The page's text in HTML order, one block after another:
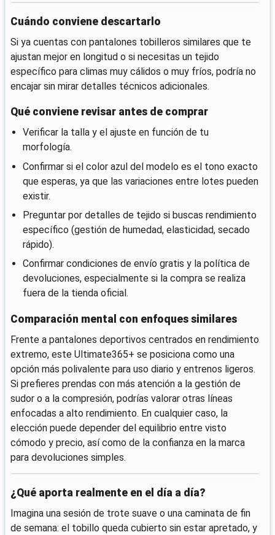
Cuándo conviene descartarlo
Si ya cuentas con pantalones tobilleros similares que te
ajustan mejor en longitud o si necesitas un tejido
específico para climas muy cálidos o muy fríos, podría no
encajar sin mirar detalles técnicos adicionales.
Qué conviene revisar antes de comprar
Verificar la talla y el ajuste en función de tu
morfología.
Confirmar si el color azul del modelo es el tono exacto
que esperas, ya que las variaciones entre lotes pueden
existir.
Preguntar por detalles de tejido si buscas rendimiento
específico (gestión de humedad, elasticidad, secado
rápido).
Confirmar condiciones de envío gratis y la política de
devoluciones, especialmente si la compra se realiza
fuera de la tienda oficial.
Comparación mental con enfoques similares
Frente a pantalones deportivos centrados en rendimiento
extremo, este Ultimate365+ se posiciona como una
opción más polivalente para uso diario y entrenos ligeros.
Si prefieres prendas con más atención a la gestión de
sudor o a la compresión, podrías valorar otras líneas
enfocadas a alto rendimiento. En cualquier caso, la
elección puede depender del equilibrio entre visto
cómodo y precio, así como de la confianza en la marca
para devoluciones simples.
¿Qué aporta realmente en el día a día?
Imagina una sesión de trote suave o una caminata de fin
de semana: el tobillo queda cubierto sin estar apretado, y